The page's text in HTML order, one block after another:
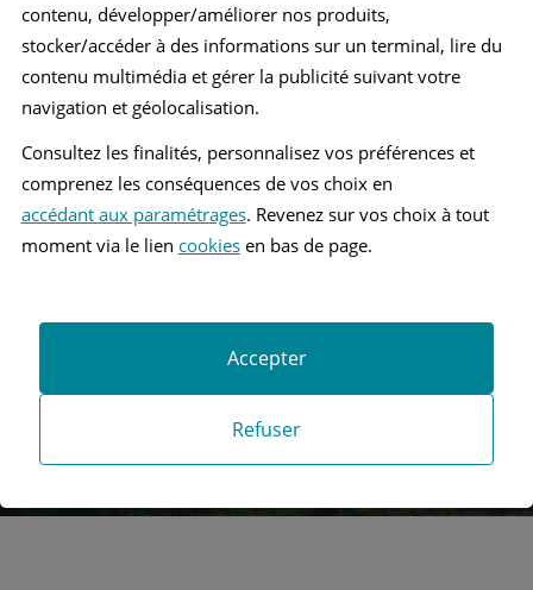
Recherche d'un véhicule
Comparer deux véhicules
Recherche
Recherche avancée
contenu, développer/améliorer nos produits,
stocker/accéder à des informations sur un terminal, lire du
contenu multimédia et gérer la publicité suivant votre
navigation et géolocalisation.
Consultez les finalités, personnalisez vos préférences et
comprenez les conséquences de vos choix en
accédant aux paramétrages. Revenez sur vos choix à tout
moment via le lien cookiesen bas de page.
Refuser
Accepter